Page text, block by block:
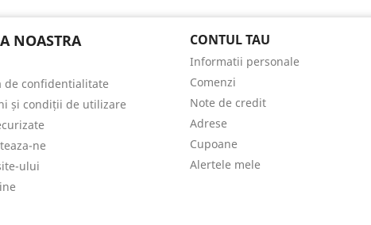
NOASTRA
de confidentialitate
și condiții de utilizare
ne
ului
CONTUL TAU
Informatii personale
Comenzi
Note de credit
Adrese
Cupoane
Alertele mele